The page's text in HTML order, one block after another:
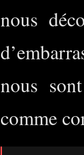
nous
nous
comme